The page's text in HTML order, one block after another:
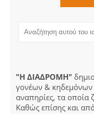
"Η ΔΙΑΔΡΟΜΗ"
γονέων &
αναπηρίες, τα οποία
Καθώς επίσης και